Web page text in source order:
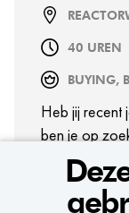
40 UREN
BUYING,
Heb jij recent
ben je op
goede
ga jij